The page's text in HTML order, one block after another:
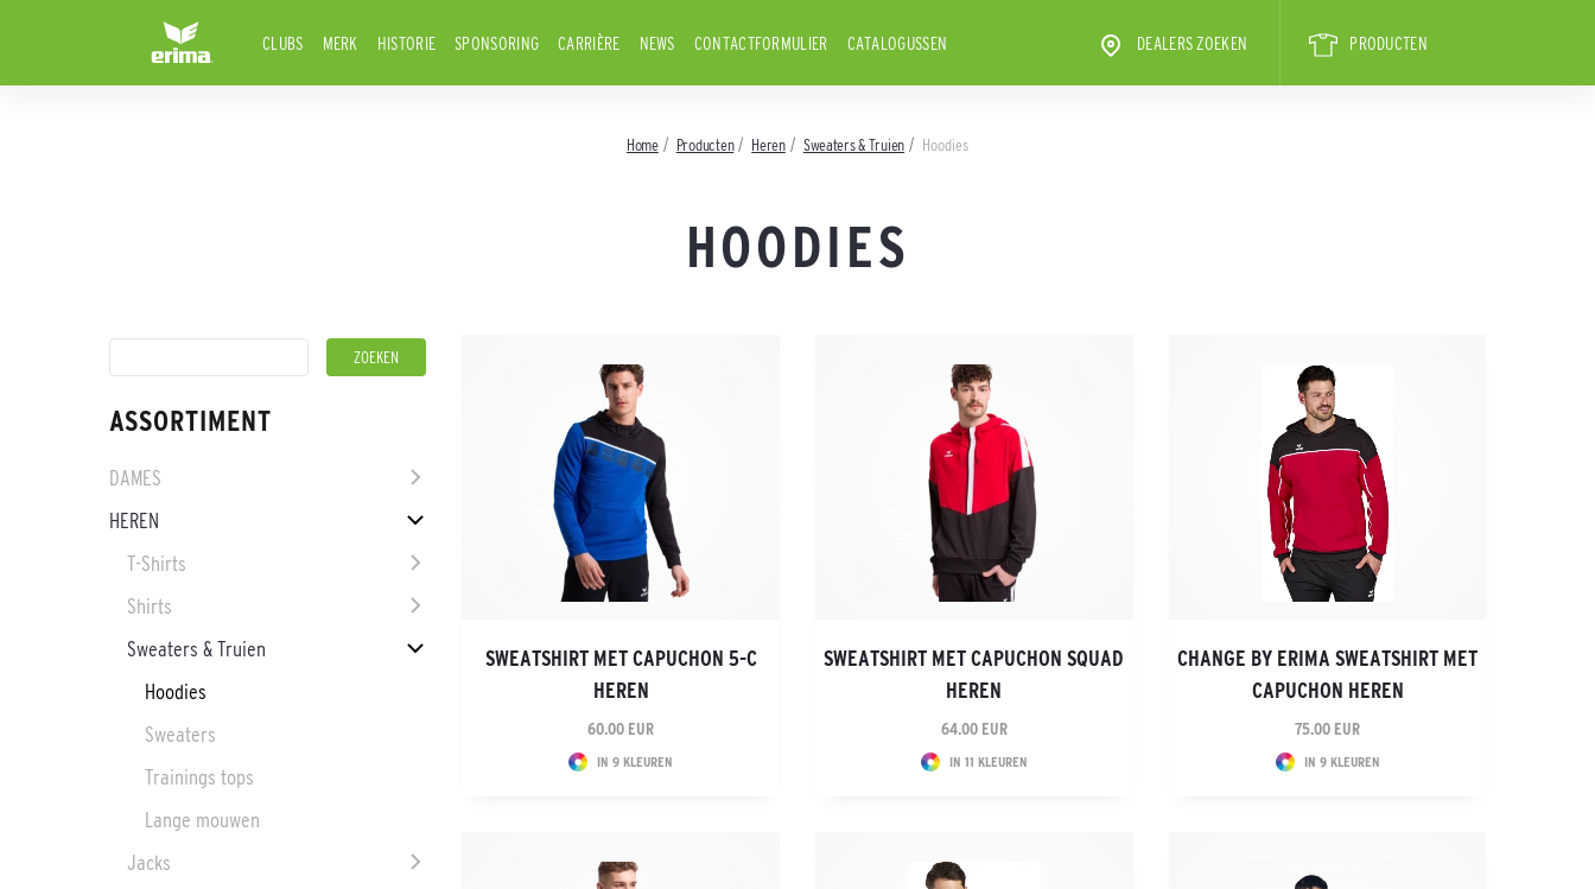
CLUBS MERK HISTORIE SPONSORING CARRIÈRE NEWS CONTACTFORMULIER CATALOGUSSEN DEALERS ZOEKEN PRODUCTEN
Home Producten Heren Sweaters & Truien Hoodies
HOODIES
ASSORTIMENT
DAMES
HEREN
T-Shirts
Shirts
Sweaters & Truien
Hoodies
Sweaters
Trainings tops
Lange mouwen
Jacks
SWEATSHIRT MET CAPUCHON 5-C
HEREN
60.00 EUR
IN 9 KLEUREN
SWEATSHIRT MET CAPUCHON SQUAD
HEREN
64.00 EUR
IN 11 KLEUREN
CHANGE BY ERIMA SWEATSHIRT MET
CAPUCHON HEREN
75.00 EUR
IN 9 KLEUREN